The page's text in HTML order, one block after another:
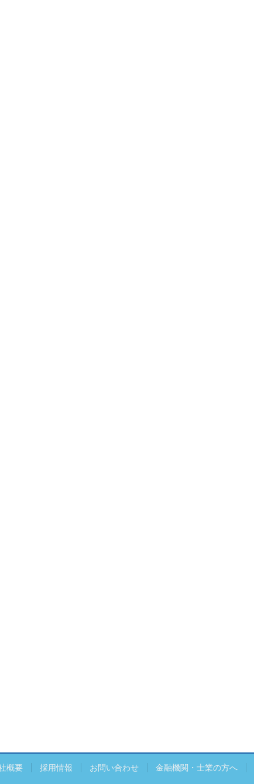
概要 採用情報 お問い合わせ 金融機関・士業の方へ